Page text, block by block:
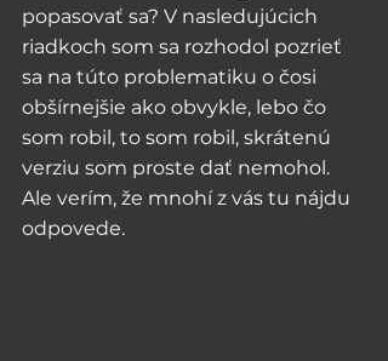
popasovať sa? V nasledujúcich
riadkoch som sa rozhodol pozrieť
sa na túto problematiku o čosi
obšírnejšie ako obvykle, lebo čo
som robil, to som robil, skrátenú
verziu som proste dať nemohol.
Ale verím, že mnohí z vás tu nájdu
odpovede.